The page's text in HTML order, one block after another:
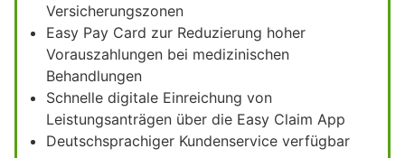
Versicherungszonen
Easy Pay Card zur Reduzierung hoher
Vorauszahlungen bei medizinischen
Behandlungen
Schnelle digitale Einreichung von
Leistungsanträgen über die Easy Claim App
Deutschsprachiger Kundenservice verfügbar